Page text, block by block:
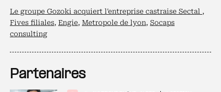
Le groupe Gozoki acquiert l'entreprise castraise Sectal ,
Fives filiales, Engie, Metropole de lyon, Socaps
consulting
Partenaires